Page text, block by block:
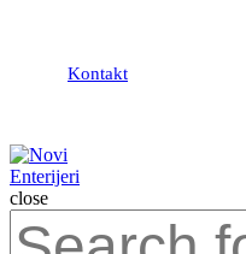
Kontakt
close
for: